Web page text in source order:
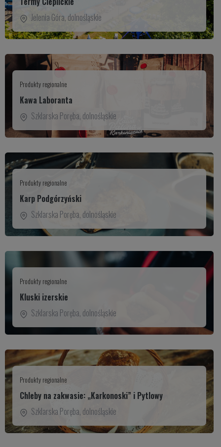
Jelenia Góra, dolnośląskie
Produkty regionalne
Kawa Laboranta
Szklarska Poręba, dolnośląskie
Produkty regionalne
Karp Podgórzyński
Szklarska Poręba, dolnośląskie
Produkty regionalne
Kluski izerskie
Szklarska Poręba, dolnośląskie
Produkty regionalne
Chleby na zakwasie: „Karkonoski” i Pytlowy
Szklarska Poręba, dolnośląskie